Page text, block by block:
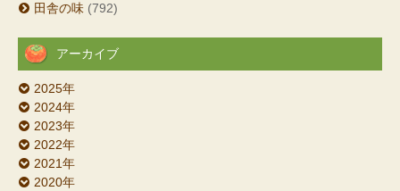
田舎の味 (792)
アーカイブ
2025年
2024年
2023年
2022年
2021年
2020年